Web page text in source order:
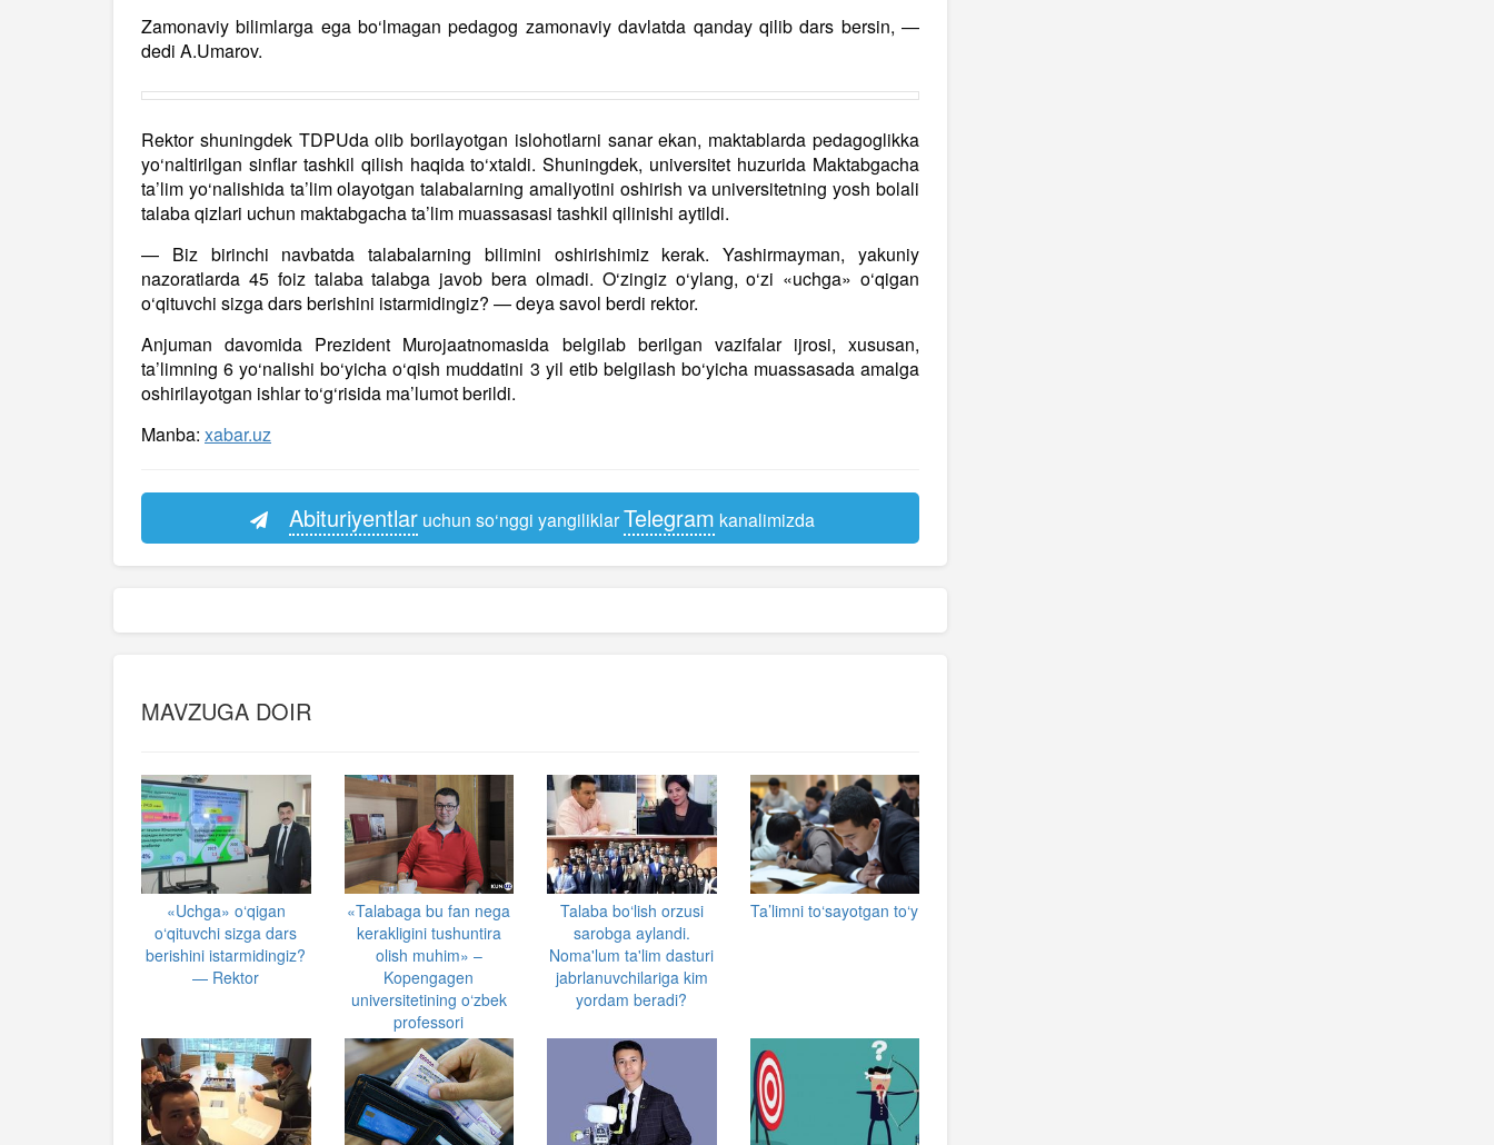
Zamonaviy bilimlarga ega bo‘lmagan pedagog zamonaviy davlatda qanday qilib dars bersin, —
dedi A.Umarov.
Rektor shuningdek TDPUda olib borilayotgan islohotlarni sanar ekan, maktablarda pedagoglikka
yo‘naltirilgan sinflar tashkil qilish haqida to‘xtaldi. Shuningdek, universitet huzurida Maktabgacha
ta’lim yo‘nalishida ta’lim olayotgan talabalarning amaliyotini oshirish va universitetning yosh bolali
talaba qizlari uchun maktabgacha ta’lim muassasasi tashkil qilinishi aytildi.
— Biz birinchi navbatda talabalarning bilimini oshirishimiz kerak. Yashirmayman, yakuniy
nazoratlarda 45 foiz talaba talabga javob bera olmadi. O‘zingiz o‘ylang, o‘zi «uchga» o‘qigan
o‘qituvchi sizga dars berishini istarmidingiz? — deya savol berdi rektor.
Anjuman davomida Prezident Murojaatnomasida belgilab berilgan vazifalar ijrosi, xususan,
ta’limning 6 yo‘nalishi bo‘yicha o‘qish muddatini 3 yil etib belgilash bo‘yicha muassasada amalga
oshirilayotgan ishlar to‘g‘risida ma’lumot berildi.
Manba: xabar.uz
Abituriyentlaruchun so‘nggi yangiliklarTelegram kanalimizda
MAVZUGA DOIR
«Uchga» o‘qigan
o‘qituvchi sizga dars
berishini istarmidingiz?
— Rektor
«Talabaga bu fan nega
kerakligini tushuntira
olish muhim» –
Kopengagen
universitetining o‘zbek
professori
Talaba bo‘lish orzusi
sarobga aylandi.
Noma'lum ta'lim dasturi
jabrlanuvchilariga kim
yordam beradi?
Ta’limni to‘sayotgan to‘y